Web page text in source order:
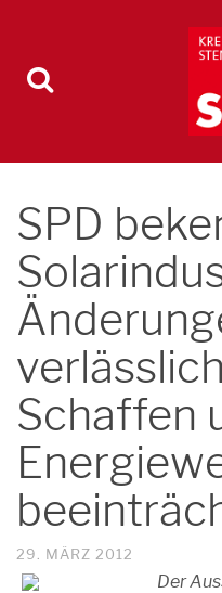
SPD
Schaffen
29. MÄRZ 2012
Der